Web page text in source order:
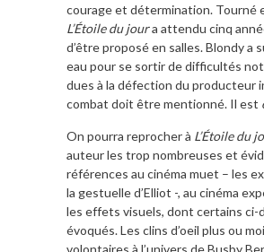
courage et détermination. Tourné
L’Étoile du joura attendu cinq
d’être proposé en salles. Blondy a
eau pour se sortir de difficultés
dues à la défection du producteur
combat doit être mentionné. Il est
On pourra reprocher à L’Étoile du
auteur les trop nombreuses et
références au cinéma muet – les
la gestuelle d’Elliot -, au cinéma
les effets visuels, dont certains ci-
évoqués. Les clins d’oeil plus ou
volontaires à l’univers de Busby